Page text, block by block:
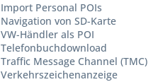
Import Personal POIs
Navigation von SD-Karte
VW-Händler als POI
Telefonbuchdownload
Traffic Message Channel (TMC)
Verkehrszeichenanzeige